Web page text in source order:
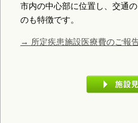
市内の中心部に位置し、交通
のも特徴です。
→ 所定疾患施設医療費のご報